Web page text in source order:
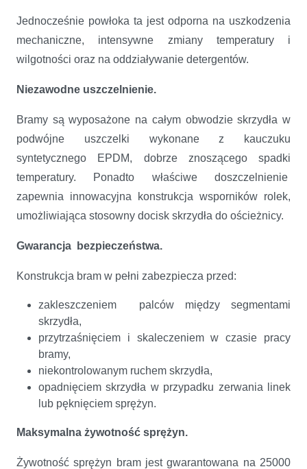
Jednocześnie powłoka ta jest odporna na uszkodzenia
mechaniczne, intensywne zmiany temperatury i
wilgotności oraz na oddziaływanie detergentów.
Niezawodne uszczelnienie.
Bramy są wyposażone na całym obwodzie skrzydła w
podwójne uszczelki wykonane z kauczuku
syntetycznego EPDM, dobrze znoszącego spadki
temperatury. Ponadto właściwe doszczelnienie
zapewnia innowacyjna konstrukcja wsporników rolek,
umożliwiająca stosowny docisk skrzydła do ościeżnicy.
Gwarancja bezpieczeństwa.
Konstrukcja bram w pełni zabezpiecza przed:
zakleszczeniem palców między segmentami
skrzydła,
przytrzaśnięciem i skaleczeniem w czasie pracy
bramy,
niekontrolowanym ruchem skrzydła,
opadnięciem skrzydła w przypadku zerwania linek
lub pęknięciem sprężyn.
Maksymalna żywotność sprężyn.
Żywotność sprężyn bram jest gwarantowana na 25000